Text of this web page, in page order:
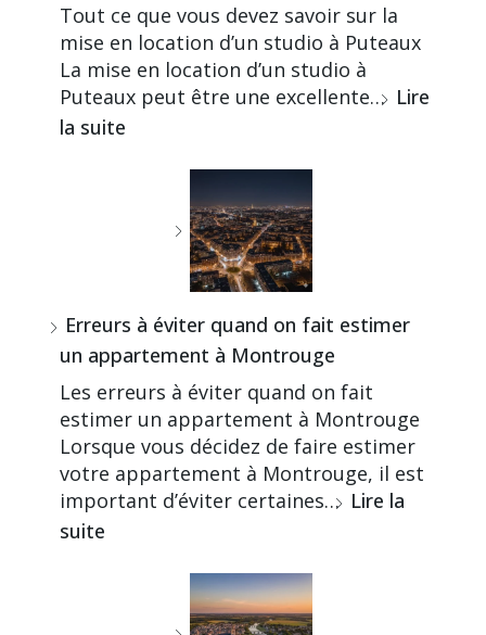
Tout ce que vous devez savoir sur la
mise en location d’un studio à Puteaux
La mise en location d’un studio à
Puteaux peut être une excellente… Lire
la suite
Erreurs à éviter quand on fait estimer
un appartement à Montrouge
Les erreurs à éviter quand on fait
estimer un appartement à Montrouge
Lorsque vous décidez de faire estimer
votre appartement à Montrouge, il est
important d’éviter certaines… Lire la
suite